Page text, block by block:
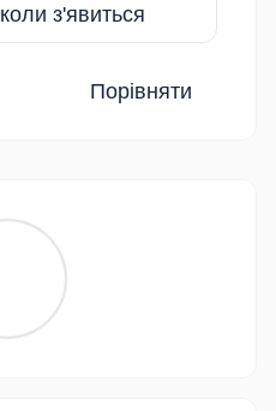
з'явиться
Порівняти